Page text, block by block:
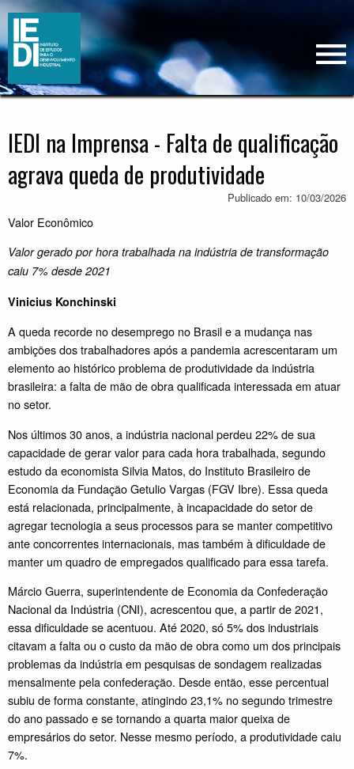
IEDI na Imprensa - Falta de qualificação
agrava queda de produtividade
Publicado em: 10/03/2026
Valor Econômico
Valor gerado por hora trabalhada na indústria de transformação
caiu 7% desde 2021
Vinicius Konchinski
A queda recorde no desemprego no Brasil e a mudança nas
ambições dos trabalhadores após a pandemia acrescentaram um
elemento ao histórico problema de produtividade da indústria
brasileira: a falta de mão de obra qualificada interessada em atuar
no setor.
Nos últimos 30 anos, a indústria nacional perdeu 22% de sua
capacidade de gerar valor para cada hora trabalhada, segundo
estudo da economista Silvia Matos, do Instituto Brasileiro de
Economia da Fundação Getulio Vargas (FGV Ibre). Essa queda
está relacionada, principalmente, à incapacidade do setor de
agregar tecnologia a seus processos para se manter competitivo
ante concorrentes internacionais, mas também à dificuldade de
manter um quadro de empregados qualificado para essa tarefa.
Márcio Guerra, superintendente de Economia da Confederação
Nacional da Indústria (CNI), acrescentou que, a partir de 2021,
essa dificuldade se acentuou. Até 2020, só 5% dos industriais
citavam a falta ou o custo da mão de obra como um dos principais
problemas da indústria em pesquisas de sondagem realizadas
mensalmente pela confederação. Desde então, esse percentual
subiu de forma constante, atingindo 23,1% no segundo trimestre
do ano passado e se tornando a quarta maior queixa de
empresários do setor. Nesse mesmo período, a produtividade caiu
7%.